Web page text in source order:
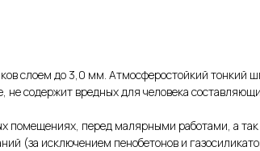
слоем до 3,0 мм. Атмосферостойкий тонкий
не содержит вредных для человека
помещениях, перед малярными работами, а
(за исключением пенобетонов и